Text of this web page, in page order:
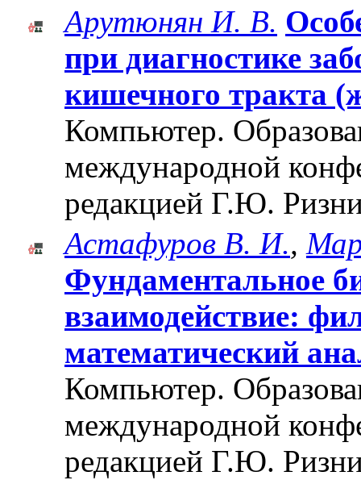
Арутюнян И. В.
при диагностике
кишечного тракта
Компьютер.
международной
редакцией Г.Ю.
Астафуров В. И.,
Фундаментальное
взаимодействие:
математический
Компьютер.
международной
редакцией Г.Ю.